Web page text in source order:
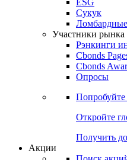
Кривые
Best bid/ask
ЦФА
ESG
Сукук
Ломбардные
Участники рынка
Рэнкинги
Cbonds
Cbonds
Опросы
Попробуйте
Откройте